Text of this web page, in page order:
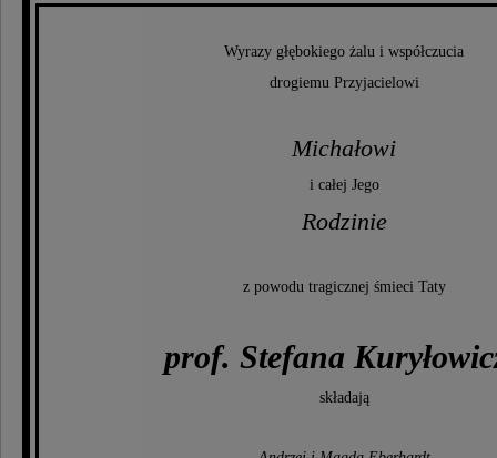
Wyrazy głębokiego żalu i współczucia
drogiemu Przyjacielowi
Michałowi
i całej Jego
Rodzinie
z powodu tragicznej śmieci Taty
prof. Stefana
składają